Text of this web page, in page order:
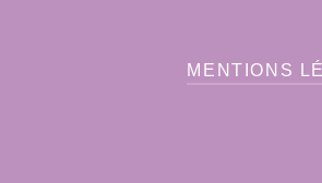
MENTIONS